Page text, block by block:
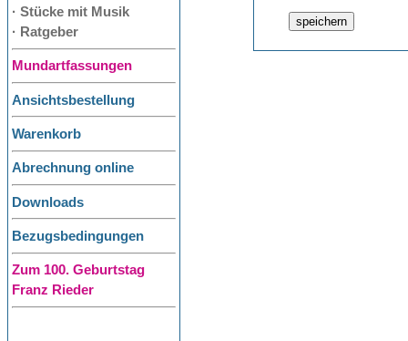
· Stücke mit Musik
· Ratgeber
Mundartfassungen
Ansichtsbestellung
Warenkorb
Abrechnung online
Downloads
Bezugsbedingungen
Zum 100. Geburtstag
Franz Rieder